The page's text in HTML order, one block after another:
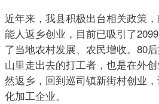
近年来，我县积极出台相关政策
能人返乡创业，目前已吸引了
了当地农村发展、农民增收。80
山里走出去的打工者，也是在外
然返乡，回到巡司镇新街村创业
化加工企业。